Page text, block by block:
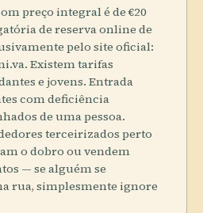
preço integral é de €20
de reserva online de
pelo site oficial:
Existem tarifas
e jovens. Entrada
com deficiência
de uma pessoa.
terceirizados perto
o dobro ou vendem
— se alguém se
rua, simplesmente ignore